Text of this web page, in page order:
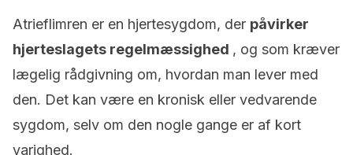
Atrieflimren er en hjertesygdom, der påvirker
hjerteslagets regelmæssighed , og som kræver
lægelig rådgivning om, hvordan man lever med
den. Det kan være en kronisk eller vedvarende
sygdom, selv om den nogle gange er af kort
varighed.